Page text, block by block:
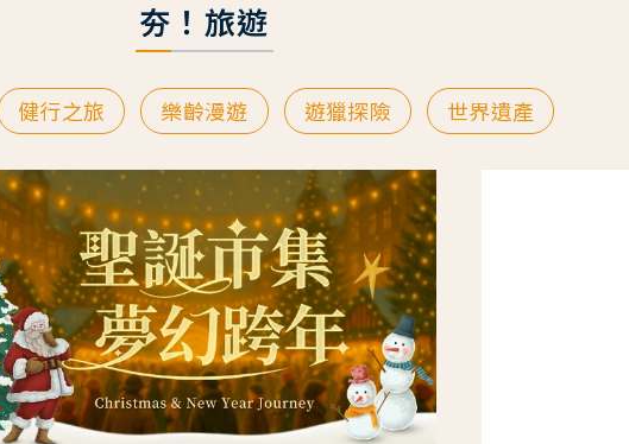
夯！旅遊
健行之旅 樂齡漫遊 遊獵探險 世界遺產